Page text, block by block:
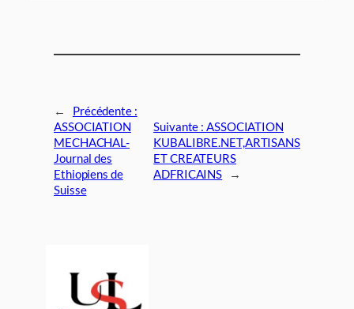
←
Précédente :
ASSOCIATION
MECHACHAL-
Journal des
Ethiopiens de
Suisse
Suivante : ASSOCIATION
KUBALIBRE.NET,ARTISANS
ET CREATEURS
ADFRICAINS
→